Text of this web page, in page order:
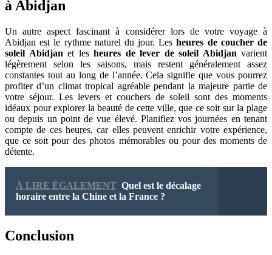
à Abidjan
Un autre aspect fascinant à considérer lors de votre voyage à
Abidjan est le rythme naturel du jour. Lesheures de coucher de
soleil Abidjan et les heures de lever de soleil Abidjan varient
légèrement selon les saisons, mais restent généralement assez
constantes tout au long de l’année. Cela signifie que vous pourrez
profiter d’un climat tropical agréable pendant la majeure partie de
votre séjour. Les levers et couchers de soleil sont des moments
idéaux pour explorer la beauté de cette ville, que ce soit sur la plage
ou depuis un point de vue élevé. Planifiez vos journées en tenant
compte de ces heures, car elles peuvent enrichir votre expérience,
que ce soit pour des photos mémorables ou pour des moments de
détente.
À LIRE ÉGALEMENT Quel est le décalage
horaire entre la Chine et la France ?
Conclusion